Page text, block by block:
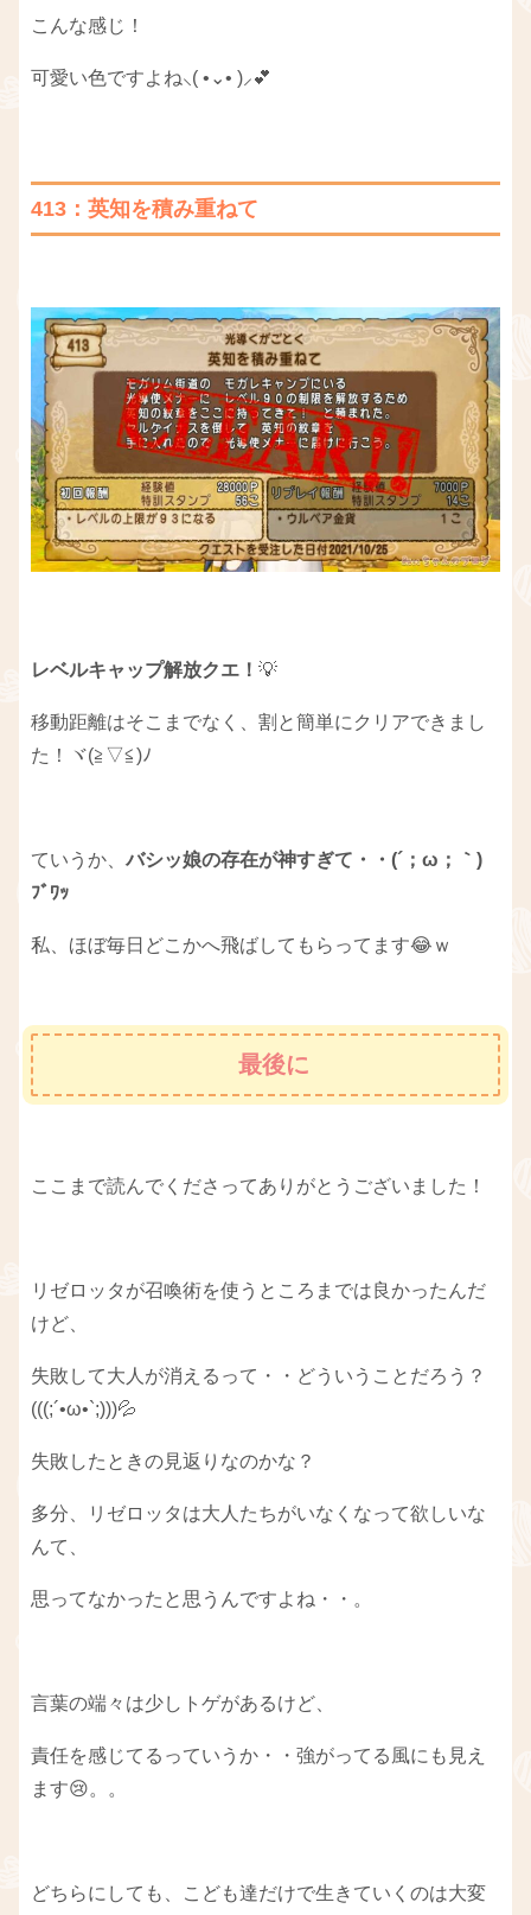
こんな感じ！
可愛い色ですよね⸜( •⌄• )⸝💕
413：英知を積み重ねて
レベルキャップ解放クエ！ 💡
移動距離はそこまでなく、割と簡単にクリアできまし
た！ヾ(≧▽≦)ﾉ
ていうか、 バシッ娘の存在が神すぎて・・(´；ω；｀)
ﾌﾞﾜｯ
私、ほぼ毎日どこかへ飛ばしてもらってます😂ｗ
最後に
ここまで読んでくださってありがとうございました！
リゼロッタが召喚術を使うところまでは良かったんだ
けど、
失敗して大人が消えるって・・どういうことだろう？
(((;´•ω•`;)))💦
失敗したときの見返りなのかな？
多分、リゼロッタは大人たちがいなくなって欲しいな
んて、
思ってなかったと思うんですよね・・。
言葉の端々は少しトゲがあるけど、
責任を感じてるっていうか・・強がってる風にも見え
ます😢。。
どちらにしても、こども達だけで生きていくのは大変